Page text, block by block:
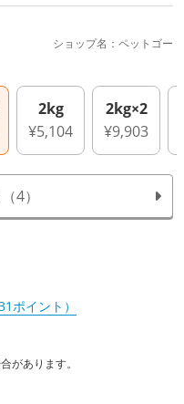
ショップ名：ペットゴー
2kg
¥5,104
2kg×2
¥9,903
4）
ポイント）
があります。